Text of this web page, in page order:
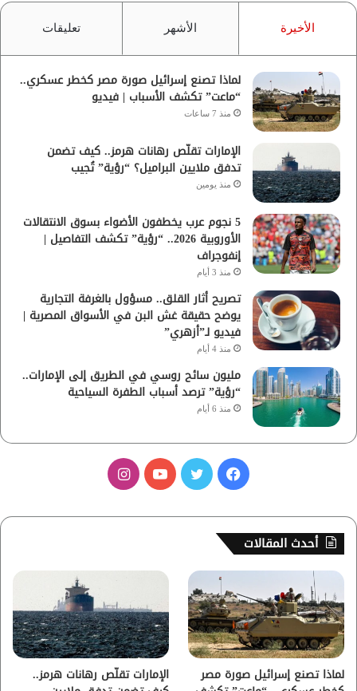
الأخيرة الأشهر تعليقات
لماذا تصنع إسرائيل صورة مصر كخطر عسكري..
“ماعت” تكشف الأسباب | فيديو
منذ 7 ساعات
الإمارات تقلّص رهانات هرمز.. كيف تضمن
تدفق ملايين البراميل؟ “رؤية” تُجيب
منذ يومين
5 نجوم عرب يخطفون الأضواء بسوق الانتقالات
الأوروبية 2026.. “رؤية” تكشف التفاصيل |
إنفوجراف
منذ 3 أيام
تصريح أثار القلق.. مسؤول بالغرفة التجارية
يوضح حقيقة غش البن في الأسواق المصرية |
فيديو لـ”أزهري”
منذ 4 أيام
مليون سائح روسي في الطريق إلى الإمارات..
“رؤية” ترصد أسباب الطفرة السياحية
منذ 6 أيام
س
ب
و
ك
ر
ي
و
ب
ت
ق
ر
ا
أحدث المقالات
لماذا تصنع إسرائيل صورة مصر الإمارات تقلّص رهانات هرمز..